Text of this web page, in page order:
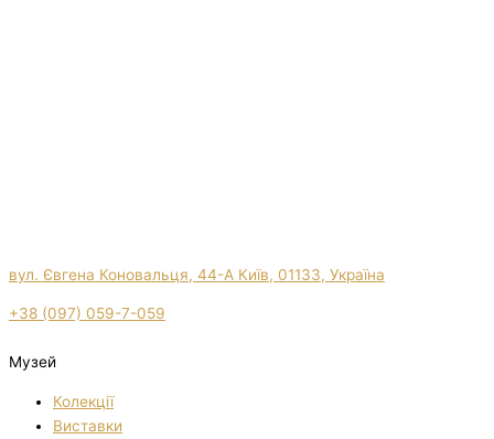
вул. Євгена Коновальця, 44-А Київ, 01133, Україна
+38 (097) 059-7-059
Музей
Колекції
Виставки